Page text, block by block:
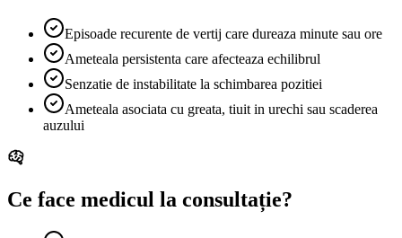
Episoade recurente de vertij care dureaza minute sau ore
Ameteala persistenta care afecteaza echilibrul
Senzatie de instabilitate la schimbarea pozitiei
Ameteala asociata cu greata, tiuit in urechi sau scaderea
auzului
Ce face medicul la consultație?